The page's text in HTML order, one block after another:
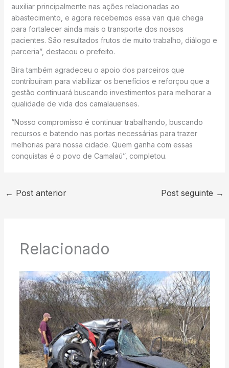
auxiliar principalmente nas ações relacionadas ao
abastecimento, e agora recebemos essa van que chega
para fortalecer ainda mais o transporte dos nossos
pacientes. São resultados frutos de muito trabalho, diálogo e
parceria”, destacou o prefeito.
Bira também agradeceu o apoio dos parceiros que
contribuíram para viabilizar os benefícios e reforçou que a
gestão continuará buscando investimentos para melhorar a
qualidade de vida dos camalauenses.
“Nosso compromisso é continuar trabalhando, buscando
recursos e batendo nas portas necessárias para trazer
melhorias para nossa cidade. Quem ganha com essas
conquistas é o povo de Camalaú”, completou.
← Post anterior Post seguinte →
Relacionado